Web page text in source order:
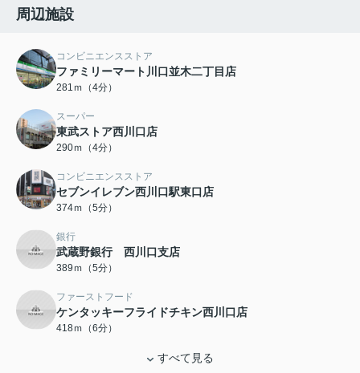
周辺施設
コンビニエンスストア
ファミリーマート川口並木二丁目店
281ｍ（4分）
スーパー
東武ストア西川口店
290ｍ（4分）
コンビニエンスストア
セブンイレブン西川口駅東口店
374ｍ（5分）
銀行
武蔵野銀行 西川口支店
389ｍ（5分）
ファーストフード
ケンタッキーフライドチキン西川口店
418ｍ（6分）
すべて見る